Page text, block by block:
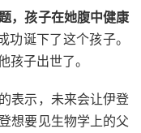
，孩子在她腹中健康
诞下了这个孩子。
孩子出世了。
表示，未来会让伊登
想要见生物学上的父